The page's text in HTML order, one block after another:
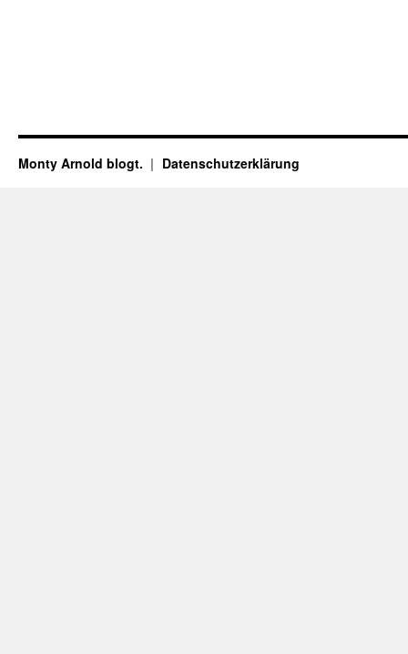
Monty Arnold blogt. Datenschutz­erklärung